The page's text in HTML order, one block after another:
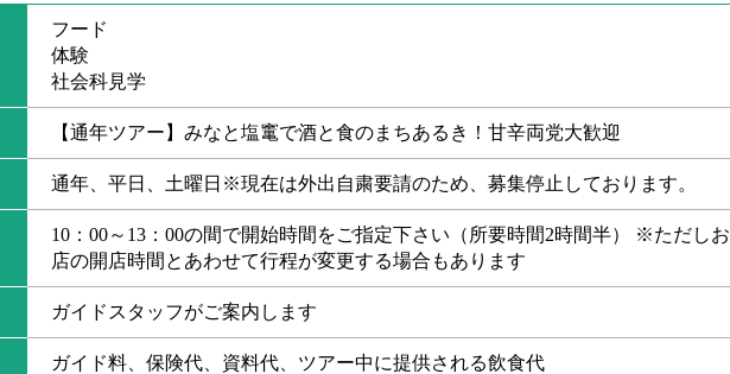
フード
体験
社会科見学
【通年ツアー】みなと塩竃で酒と食のまちあるき！甘辛両党大歓迎
通年、平日、土曜日※現在は外出自粛要請のため、募集停止しております。
10：00～13：00の間で開始時間をご指定下さい（所要時間2時間半） ※ただしお
店の開店時間とあわせて行程が変更する場合もあります
ガイドスタッフがご案内します
ガイド料、保険代、資料代、ツアー中に提供される飲食代